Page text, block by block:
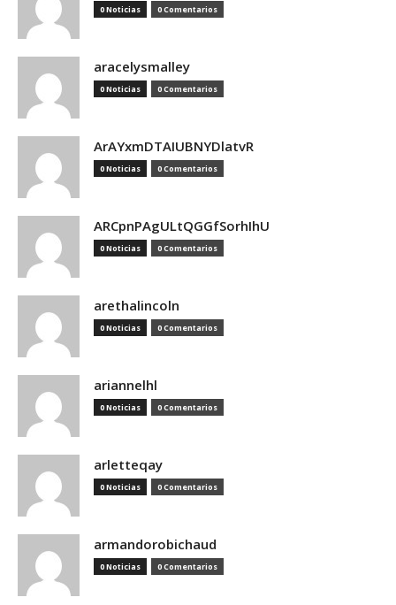
0 Noticias 0 Comentarios
aracelysmalley
0 Noticias 0 Comentarios
ArAYxmDTAIUBNYDlatvR
0 Noticias 0 Comentarios
ARCpnPAgULtQGGfSorhIhU
0 Noticias 0 Comentarios
arethalincoln
0 Noticias 0 Comentarios
ariannelhl
0 Noticias 0 Comentarios
arletteqay
0 Noticias 0 Comentarios
armandorobichaud
0 Noticias 0 Comentarios